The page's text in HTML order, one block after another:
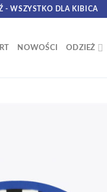
- WSZYSTKO DLA KIBICA
NOWOŚCI ODZIEŻ